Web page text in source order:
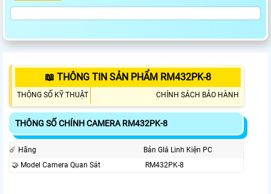
📖 THÔNG TIN SẢN PHẨM RM432PK-8
THÔNG SỐ KỸ THUẬT CHÍNH SÁCH BẢO HÀNH
THÔNG SỐ CHÍNH CAMERA RM432PK-8
☄️ Hãng
Bản GIá Linh Kiện PC
🤝 Model Camera Quan Sát
RM432PK-8